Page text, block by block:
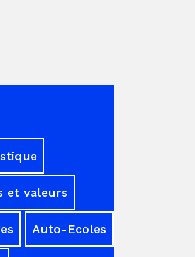
et valeurs
Auto-Ecoles